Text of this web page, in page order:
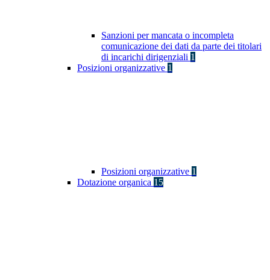
Sanzioni per mancata o incompleta
comunicazione dei dati da parte dei titolari
di incarichi dirigenziali 1
Posizioni organizzative 1
Posizioni organizzative 1
Dotazione organica 15